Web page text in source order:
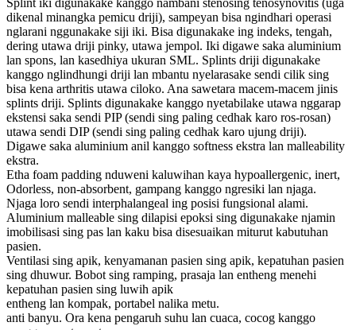
dikenal minangka pemicu driji), sampeyan bisa ngindhari operasi
nglarani nggunakake siji iki. Bisa digunakake ing indeks, tengah,
dering utawa driji pinky, utawa jempol. Iki digawe saka aluminium
lan spons, lan kasedhiya ukuran SML. Splints driji digunakake
kanggo nglindhungi driji lan mbantu nyelarasake sendi cilik sing
bisa kena arthritis utawa ciloko. Ana sawetara macem-macem jinis
splints driji. Splints digunakake kanggo nyetabilake utawa nggarap
ekstensi saka sendi PIP (sendi sing paling cedhak karo ros-rosan)
utawa sendi DIP (sendi sing paling cedhak karo ujung driji).
Digawe saka aluminium anil kanggo softness ekstra lan malleability
ekstra.
Etha foam padding nduweni kaluwihan kaya hypoallergenic, inert,
Odorless, non-absorbent, gampang kanggo ngresiki lan njaga.
Njaga loro sendi interphalangeal ing posisi fungsional alami.
Aluminium malleable sing dilapisi epoksi sing digunakake njamin
imobilisasi sing pas lan kaku bisa disesuaikan miturut kabutuhan
pasien.
Ventilasi sing apik, kenyamanan pasien sing apik, kepatuhan pasien
sing dhuwur. Bobot sing ramping, prasaja lan entheng menehi
kepatuhan pasien sing luwih apik
entheng lan kompak, portabel nalika metu.
anti banyu. Ora kena pengaruh suhu lan cuaca, cocog kanggo